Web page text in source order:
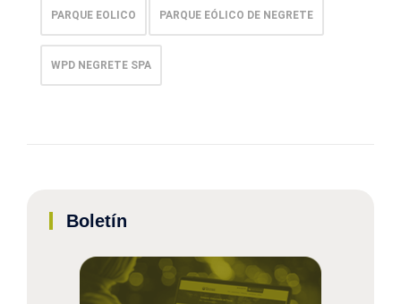
PARQUE EOLICO PARQUE EÓLICO DE NEGRETE
WPD NEGRETE SPA
Boletín